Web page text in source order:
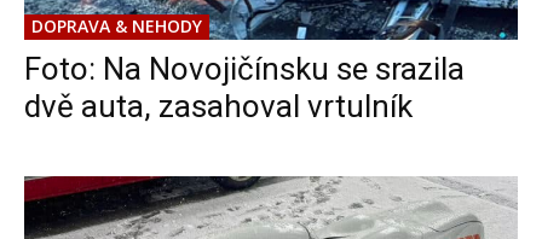
DOPRAVA & NEHODY
Foto: Na Novojičínsku se srazila
dvě auta, zasahoval vrtulník